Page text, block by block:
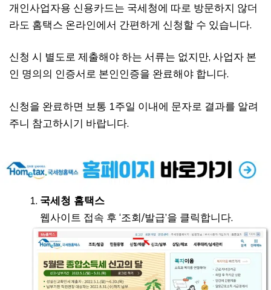
개인사업자용 신용카드는 국세청에 따로 방문하지 않더
라도 홈택스 온라인에서 간편하게 신청할 수 있습니다.
신청 시 별도로 제출해야 하는 서류는 없지만, 사업자 본
인 명의의 인증서로 본인인증을 완료해야 합니다.
신청을 완료하면 보통 1주일 이내에 문자로 결과를 알려
주니 참고하시기 바랍니다.
국세청 홈택스
웹사이트 접속 후 ‘조회/발급’을 클릭합니다.